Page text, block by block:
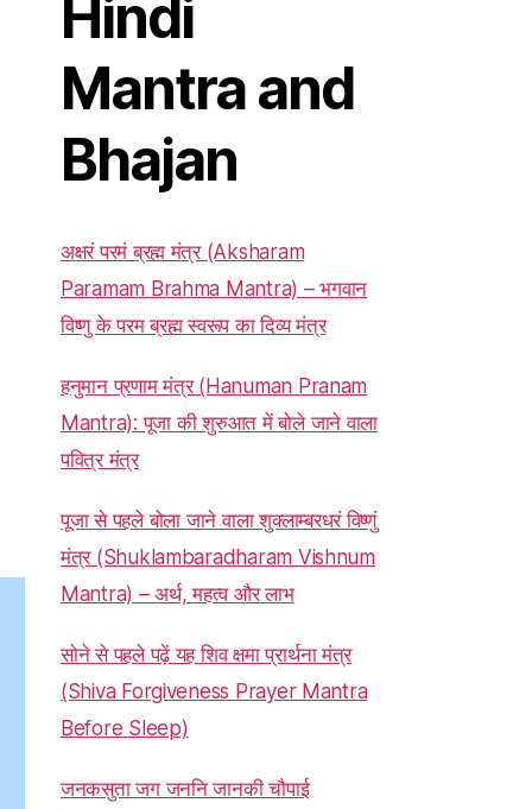
Hindi
Mantra and
Bhajan
अक्षरं परमं ब्रह्म मंत्र (Aksharam
Paramam Brahma Mantra) – भगवान
विष्णु के परम ब्रह्म स्वरूप का दिव्य मंत्र
हनुमान प्रणाम मंत्र (Hanuman Pranam
Mantra): पूजा की शुरुआत में बोले जाने वाला
पवित्र मंत्र
पूजा से पहले बोला जाने वाला शुक्लाम्बरधरं विष्णुं
मंत्र (Shuklambaradharam Vishnum
Mantra) – अर्थ, महत्व और लाभ
सोने से पहले पढ़ें यह शिव क्षमा प्रार्थना मंत्र
(Shiva Forgiveness Prayer Mantra
Before Sleep)
जनकसुता जग जननि जानकी चौपाई